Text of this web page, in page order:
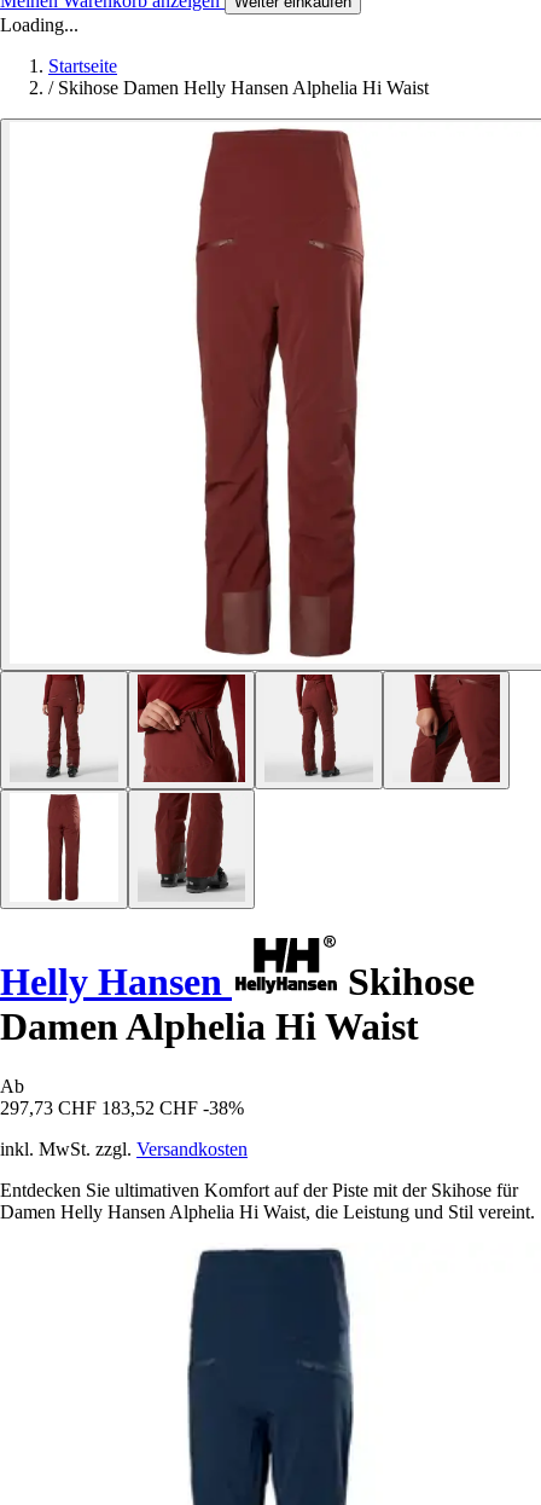
Loading...
Startseite
/ Skihose Damen Helly Hansen Alphelia Hi Waist
Helly Hansen
Skihose
Damen Alphelia Hi Waist
Ab
297,73 CHF 183,52 CHF -38%
inkl. MwSt. zzgl. Versandkosten
Entdecken Sie ultimativen Komfort auf der Piste mit der Skihose für
Damen Helly Hansen Alphelia Hi Waist, die Leistung und Stil vereint.